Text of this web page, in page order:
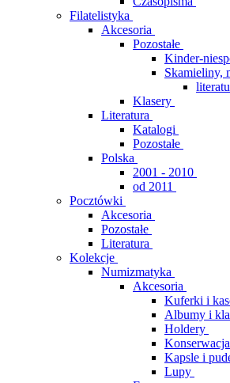
Filatelistyka
Akcesoria
Pozostałe
Kinder-
Skamieliny,
Klasery
Literatura
Katalogi
Pozostałe
Polska
2001 - 2010
od 2011
Pocztówki
Akcesoria
Pozostałe
Literatura
Kolekcje
Numizmatyka
Akcesoria
Kuferki i
Albumy i
Holdery
Konserwacja
Kapsle i
Lupy